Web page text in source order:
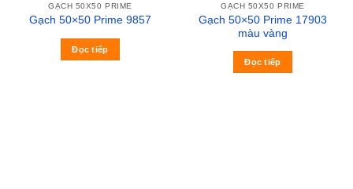
GẠCH 50X50 PRIME
Gạch 50×50 Prime 9857
Đọc tiếp
GẠCH 50X50 PRIME
Gạch 50×50 Prime 17903
màu vàng
Đọc tiếp